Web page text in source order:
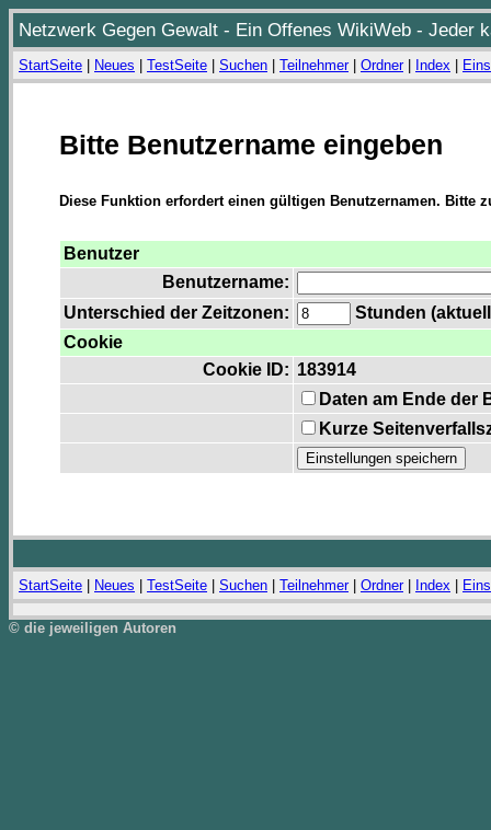
Netzwerk Gegen Gewalt - Ein Offenes WikiWeb - Jeder
StartSeite Neues TestSeite Suchen Teilnehmer| Ordner| Index
Bitte Benutzername eingeben
Diese Funktion erfordert einen gültigen Benutzernamen. Bitte
Benutzer
Benutzername:
Unterschied der Zeitzonen:
Stunden
Cookie
Cookie ID: 183914
Daten am Ende der
Kurze
StartSeite Neues TestSeite Suchen Teilnehmer| Ordner| Index
© die jeweiligen Autoren